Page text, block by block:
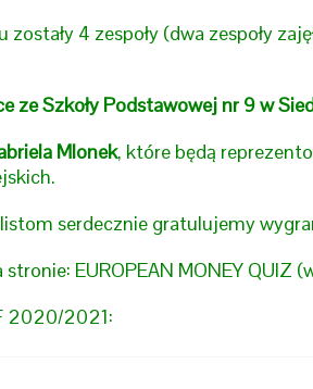
4 zespoły (dwa zespoły
ze Szkoły Podstawowej nr 9 w
Mlonek, które będą
serdecznie gratulujemy
stronie: EUROPEAN MONEY QUIZ
2020/2021: